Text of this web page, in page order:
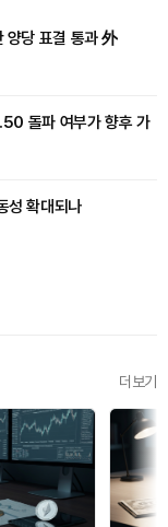
양당 표결 통과 外
돌파 여부가 향후 가
성 확대되나
더보기